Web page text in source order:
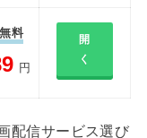
料
円
開
く
配信サービス選び